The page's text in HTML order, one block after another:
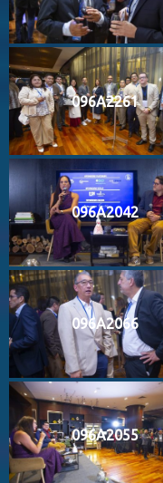
096A2261
096A2042
096A2066
096A2055